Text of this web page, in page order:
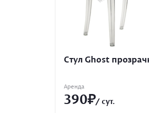
Стул Ghost
Аренда
390 / сут.